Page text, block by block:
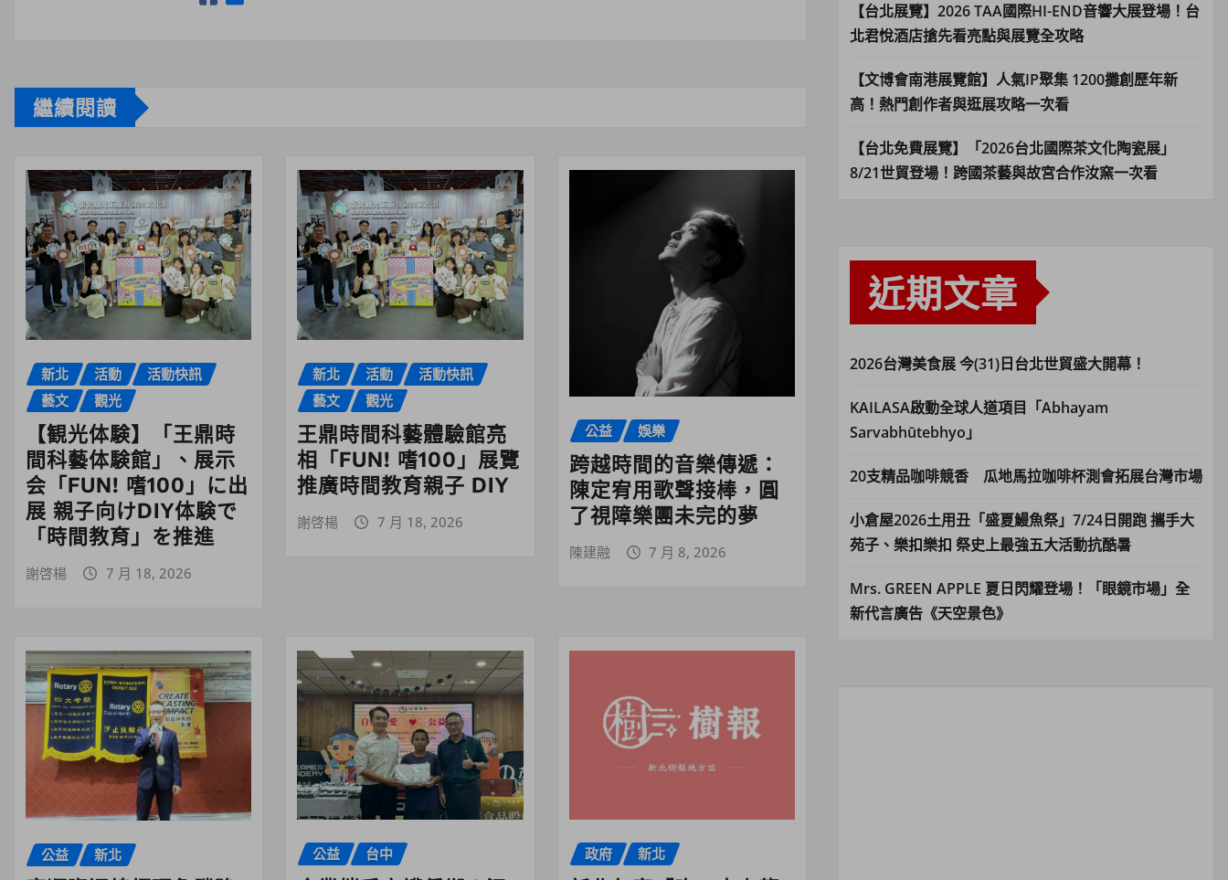
繼續閱讀
新北 活動
活動快訊
藝文
觀光
【観光体験】「王鼎時
間科藝体験館」、展示
会「FUN! 嗜100」に出
展 親子向けDIY体験で
「時間教育」を推進
謝啓楊 7 月 18, 2026
新北 活動
活動快訊
藝文
觀光
王鼎時間科藝體驗館亮
相「FUN! 嗜100」展覽
推廣時間教育親子 DIY
謝啓楊 7 月 18, 2026
公益 娛樂
跨越時間的音樂傳遞：
陳定宥用歌聲接棒，圓
了視障樂團未完的夢
陳建融 7 月 8, 2026
公益 新北 公益 台中 政府 新北
【台北展覽】2026 TAA國際HI-END音響大展登場！台
北君悅酒店搶先看亮點與展覽全攻略
【文博會南港展覽館】人氣IP聚集 1200攤創歷年新
高！熱門創作者與逛展攻略一次看
【台北免費展覽】「2026台北國際茶文化陶瓷展」
8/21世貿登場！跨國茶藝與故宮合作汝窯一次看
近期文章
2026台灣美食展 今(31)日台北世貿盛大開幕！
KAILASA啟動全球人道項目「Abhayam
Sarvabhūtebhyo」
20支精品咖啡競香 瓜地馬拉咖啡杯測會拓展台灣市場
小倉屋2026土用丑「盛夏鰻魚祭」7/24日開跑 攜手大
苑子、樂扣樂扣 祭史上最強五大活動抗酷暑
Mrs. GREEN APPLE 夏日閃耀登場！「眼鏡市場」全
新代言廣告《天空景色》